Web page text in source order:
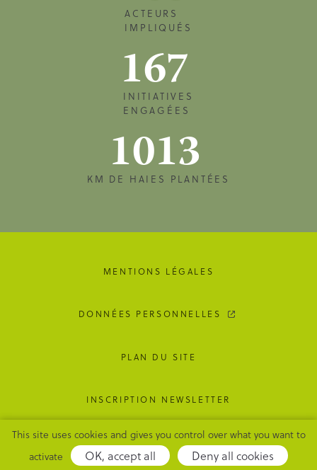
ACTEURS
IMPLIQUÉS
167
INITIATIVES
ENGAGÉES
1013
KM DE HAIES PLANTÉES
MENTIONS LÉGALES
DONNÉES PERSONNELLES
PLAN DU SITE
INSCRIPTION NEWSLETTER
GESTION DES COOKIES
This site uses cookies and gives you control over what you want to
activate
OK, accept all Deny all cookies